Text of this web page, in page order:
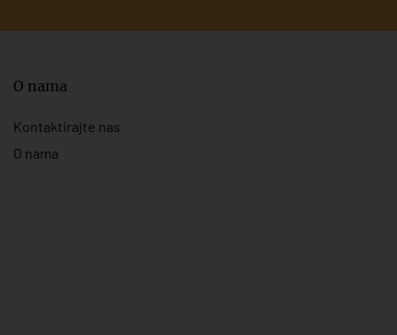
O nama
Kontaktirajte nas
O nama